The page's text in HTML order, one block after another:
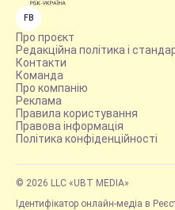
FB
Про проєкт
Редакційна політика і
Контакти
Команда
Про компанію
Реклама
Правила користування
Правова інформація
Політика конфіденційності
© 2026 LLC «UBT MEDIA»
Ідентифікатор онлайн-медіа в